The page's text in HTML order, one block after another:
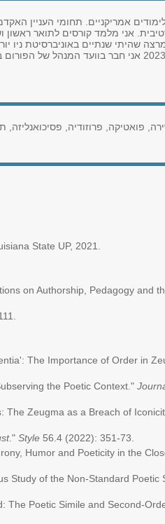
אמריקניים. תחומי העניין
אני מלמד קורסים לתואר
פואטיקה, פרוזודיה,
State UP, 2021.
on Authorship, Pedagogy and
The Importance of Order in
the Poetic Context."
The Zeugma as a Breach of
." Style 56.4 (2022): 351-73.
Humor and Poeticity in the
Study of the Non-Standard Poetic
The Poetic Simile and Second-